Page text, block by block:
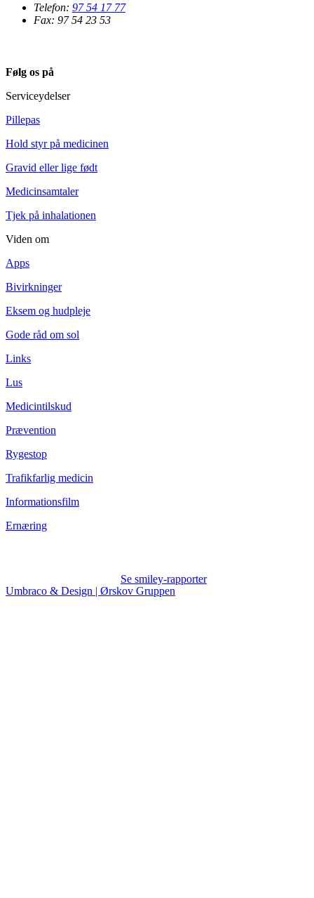
Telefon: 97 54 17 77
Fax: 97 54 23 53
Følg os på
Serviceydelser
Pillepas
Hold styr på medicinen
Gravid eller lige født
Medicinsamtaler
Tjek på inhalationen
Viden om
Apps
Bivirkninger
Eksem og hudpleje
Gode råd om sol
Links
Lus
Medicintilskud
Prævention
Rygestop
Trafikfarlig medicin
Informationsfilm
Ernæring
Se smiley-rapporter
Umbraco & Design | Ørskov Gruppen